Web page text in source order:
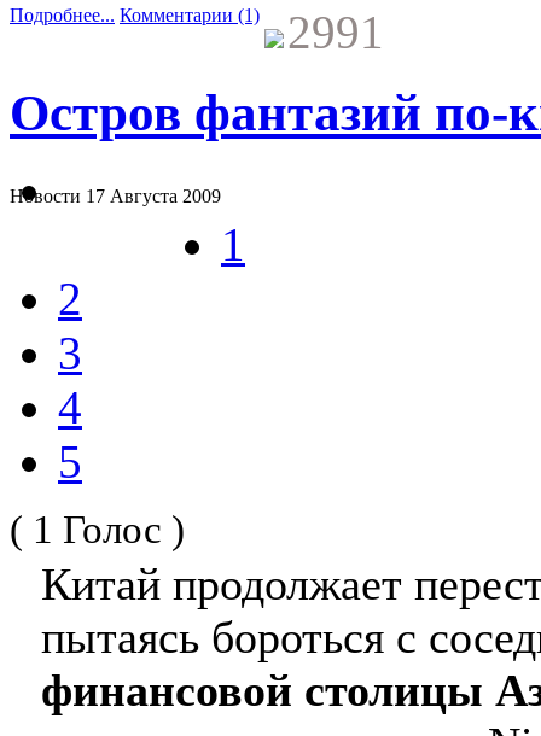
Подробнее... Комментарии (1) 2991
Остров фантазий по-
Новости 17 Августа 2009
1
2
3
4
5
( 1 Голос )
Китай продолжает
пытаясь бороться с
финансовой столицы